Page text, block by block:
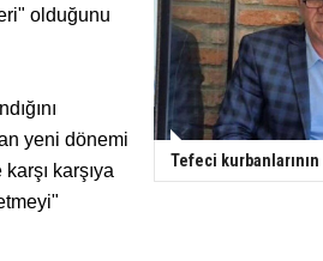
olduğunu
yeni dönemi
karşıya
Tefeci